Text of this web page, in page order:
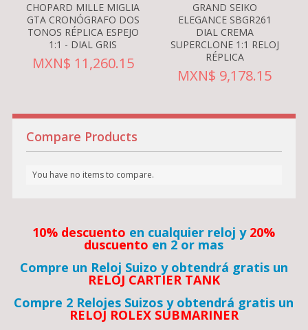
CHOPARD MILLE MIGLIA
GTA CRONÓGRAFO DOS
TONOS RÉPLICA ESPEJO
1:1 - DIAL GRIS
MXN$ 11,260.15
GRAND SEIKO
ELEGANCE SBGR261
DIAL CREMA
SUPERCLONE 1:1 RELOJ
RÉPLICA
MXN$ 9,178.15
Compare Products
You have no items to compare.
10% descuento en cualquier reloj y 20%
duscuento en 2 or mas
Compre un Reloj Suizo y obtendrá gratis un
RELOJ CARTIER TANK
Compre 2 Relojes Suizos y obtendrá gratis un
RELOJ ROLEX SUBMARINER